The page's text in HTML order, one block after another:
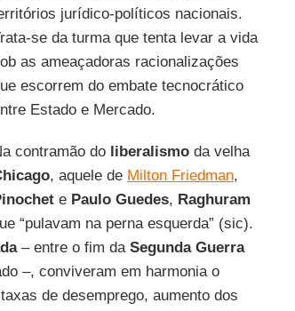
jurídico-políticos nacionais.
se da turma que tenta levar a vida
as ameaçadoras racionalizações
escorrem do embate tecnocrático
Estado e Mercado.
contramão do liberalismoda velha
, aquele de Milton Friedman,
e Paulo Guedes, Raghuram
“pulavam na perna esquerda” (sic).
– entre o fim da Segunda Guerra
–, conviveram em harmonia o
de desemprego, aumento dos